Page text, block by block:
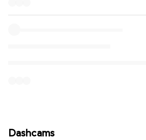
Dashcams